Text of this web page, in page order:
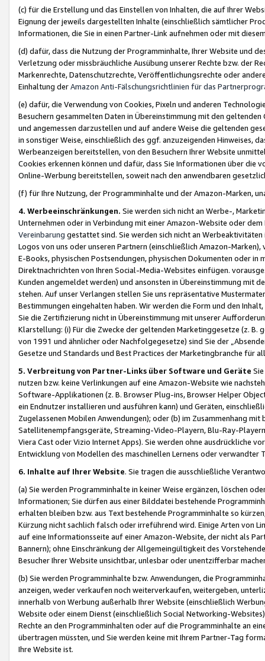
(c) für die Erstellung und das Einstellen von Inhalten, die auf Ihrer
Eignung der jeweils dargestellten Inhalte (einschließlich sämtlicher
Informationen, die Sie in einen Partner-Link aufnehmen oder mit
(d) dafür, dass die Nutzung der Programminhalte, Ihrer Website und
Verletzung oder missbräuchliche Ausübung unserer Rechte bzw. der
Markenrechte, Datenschutzrechte, Veröffentlichungsrechte oder
Einhaltung derAmazon Anti-Fälschungsrichtlinien für das
(e) dafür, die Verwendung von Cookies, Pixeln und anderen
Besuchern gesammelten Daten in Übereinstimmung mit den
und angemessen darzustellen und auf andere Weise die geltenden
in sonstiger Weise, einschließlich des ggf. anzuzeigenden Hinweises,
Werbeanzeigen bereitstellen, von den Besuchern Ihrer Website
Cookies erkennen können und dafür, dass Sie Informationen über die
Online-Werbung bereitstellen, soweit nach den anwendbaren
(f) für Ihre Nutzung, der Programminhalte und der Amazon-Marken,
4. Werbeeinschränkungen. Sie werden sich nicht an Werbe-,
Unternehmen oder in Verbindung mit einer Amazon-Website oder
Vereinbarung gestattet sind. Sie werden sich nicht an
Logos von uns oder unseren Partnern (einschließlich Amazon-
E-Books, physischen Postsendungen, physischen Dokumenten oder in
Direktnachrichten von Ihren Social-Media-Websites einfügen.
Kunden angemeldet werden) und ansonsten in Übereinstimmung mit
stehen. Auf unser Verlangen stellen Sie uns repräsentative
Bestimmungen eingehalten haben. Wir werden die Form und den
Sie die Zertifizierung nicht in Übereinstimmung mit unserer
Klarstellung: (i) Für die Zwecke der geltenden Marketinggesetze (z. B.
von 1991 und ähnlicher oder Nachfolgegesetze) sind Sie der
Gesetze und Standards und Best Practices der Marketingbranche für
5. Verbreitung von Partner-Links über Software und Geräte
nutzen bzw. keine Verlinkungen auf eine Amazon-Website wie
Software-Applikationen (z. B. Browser Plug-ins, Browser Helper
ein Endnutzer installieren und ausführen kann) und Geräten,
Zugelassenen Mobilen Anwendungen); oder (b) im Zusammenhang
Satellitenempfangsgeräte, Streaming-Video-Playern, Blu-Ray-
Viera Cast oder Vizio Internet Apps). Sie werden ohne ausdrückliche
Entwicklung von Modellen des maschinellen Lernens oder
6. Inhalte auf Ihrer Website. Sie tragen die ausschließliche
(a) Sie werden Programminhalte in keiner Weise ergänzen, löschen
Informationen; Sie dürfen aus einer Bilddatei bestehende
erhalten bleiben bzw. aus Text bestehende Programminhalte so
Kürzung nicht sachlich falsch oder irreführend wird. Einige Arten von
auf eine Informationsseite auf einer Amazon-Website, der nicht als
Bannern); ohne Einschränkung der Allgemeingültigkeit des
Besucher Ihrer Website unsichtbar, unlesbar oder unentzifferbar
(b) Sie werden Programminhalte bzw. Anwendungen, die
anzeigen, weder verkaufen noch weiterverkaufen, weitergeben,
innerhalb von Werbung außerhalb Ihrer Website (einschließlich
Website oder einem Dienst (einschließlich Social Networking-
Rechte an den Programminhalten oder auf die Programminhalte an
übertragen müssten, und Sie werden keine mit Ihrem Partner-Tag
Ihre Website ist.